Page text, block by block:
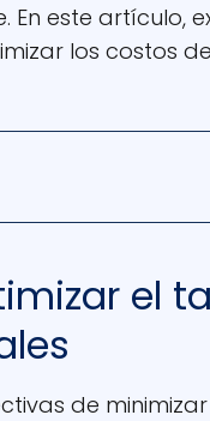
este artículo,
los costos
el
de